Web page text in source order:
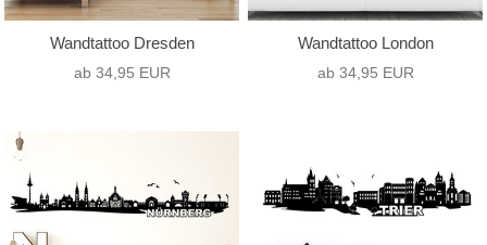
Wandtattoo Dresden
ab 34,95 EUR
Wandtattoo London
ab 34,95 EUR